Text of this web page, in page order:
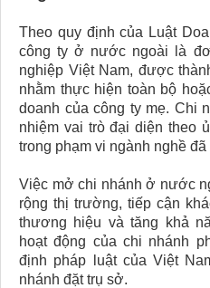
Theo quy định của Luật
công ty ở nước ngoài là
nghiệp Việt Nam, được
nhằm thực hiện toàn bộ
doanh của công ty mẹ. Chi
nhiệm vai trò đại diện theo
trong phạm vi ngành nghề đã
Việc mở chi nhánh ở nước
rộng thị trường, tiếp cận
thương hiệu và tăng khả
hoạt động của chi nhánh
định pháp luật của Việt
nhánh đặt trụ sở.